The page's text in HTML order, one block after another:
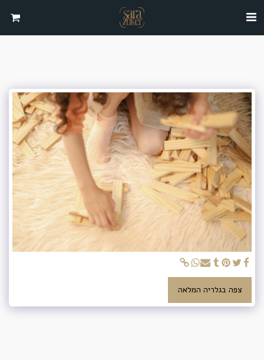
צפה בגלריה המלאה